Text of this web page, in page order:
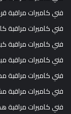
فني كاميرات مراقبة قرطبة /
فني كاميرات مراقبة كاظمة /
فني كاميرات مراقبة كبد /
فني كاميرات مراقبة مبارك
فني كاميرات مراقبة مدينة
فني كاميرات مراقبة مشرف /
فني كاميرات مراقبة هدية /